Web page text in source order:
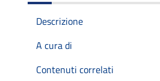
Descrizione
A cura di
Contenuti correlati